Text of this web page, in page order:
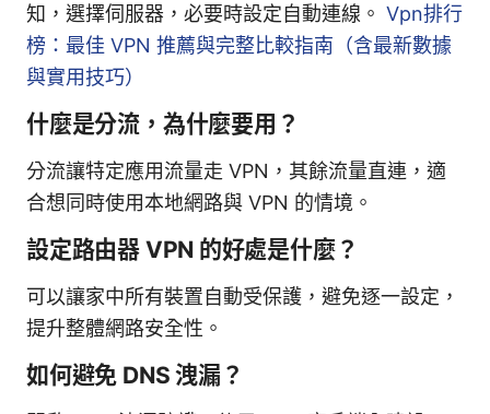
知，選擇伺服器，必要時設定自動連線。 Vpn排行
榜：最佳 VPN 推薦與完整比較指南（含最新數據
與實用技巧）
什麼是分流，為什麼要用？
分流讓特定應用流量走 VPN，其餘流量直連，適
合想同時使用本地網路與 VPN 的情境。
設定路由器 VPN 的好處是什麼？
可以讓家中所有裝置自動受保護，避免逐一設定，
提升整體網路安全性。
如何避免 DNS 洩漏？